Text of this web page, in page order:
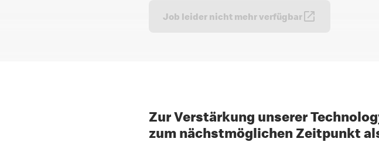
Job leider nicht mehr verfügbar
Zur Verstärkung unserer
zum nächstmöglichen Zeitpunkt